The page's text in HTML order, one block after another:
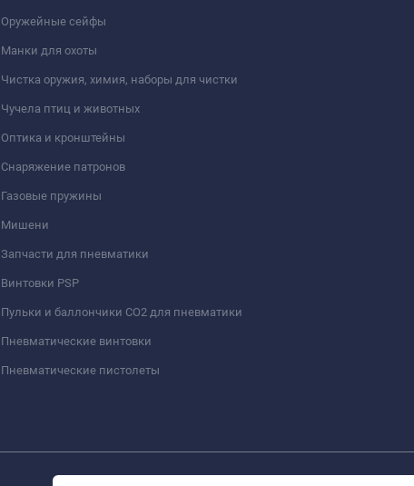
Оружейные сейфы
Манки для охоты
Чистка оружия, химия, наборы для чистки
Чучела птиц и животных
Оптика и кронштейны
Снаряжение патронов
Газовые пружины
Мишени
Запчасти для пневматики
Винтовки PSP
Пульки и баллончики СО2 для пневматики
Пневматические винтовки
Пневматические пистолеты